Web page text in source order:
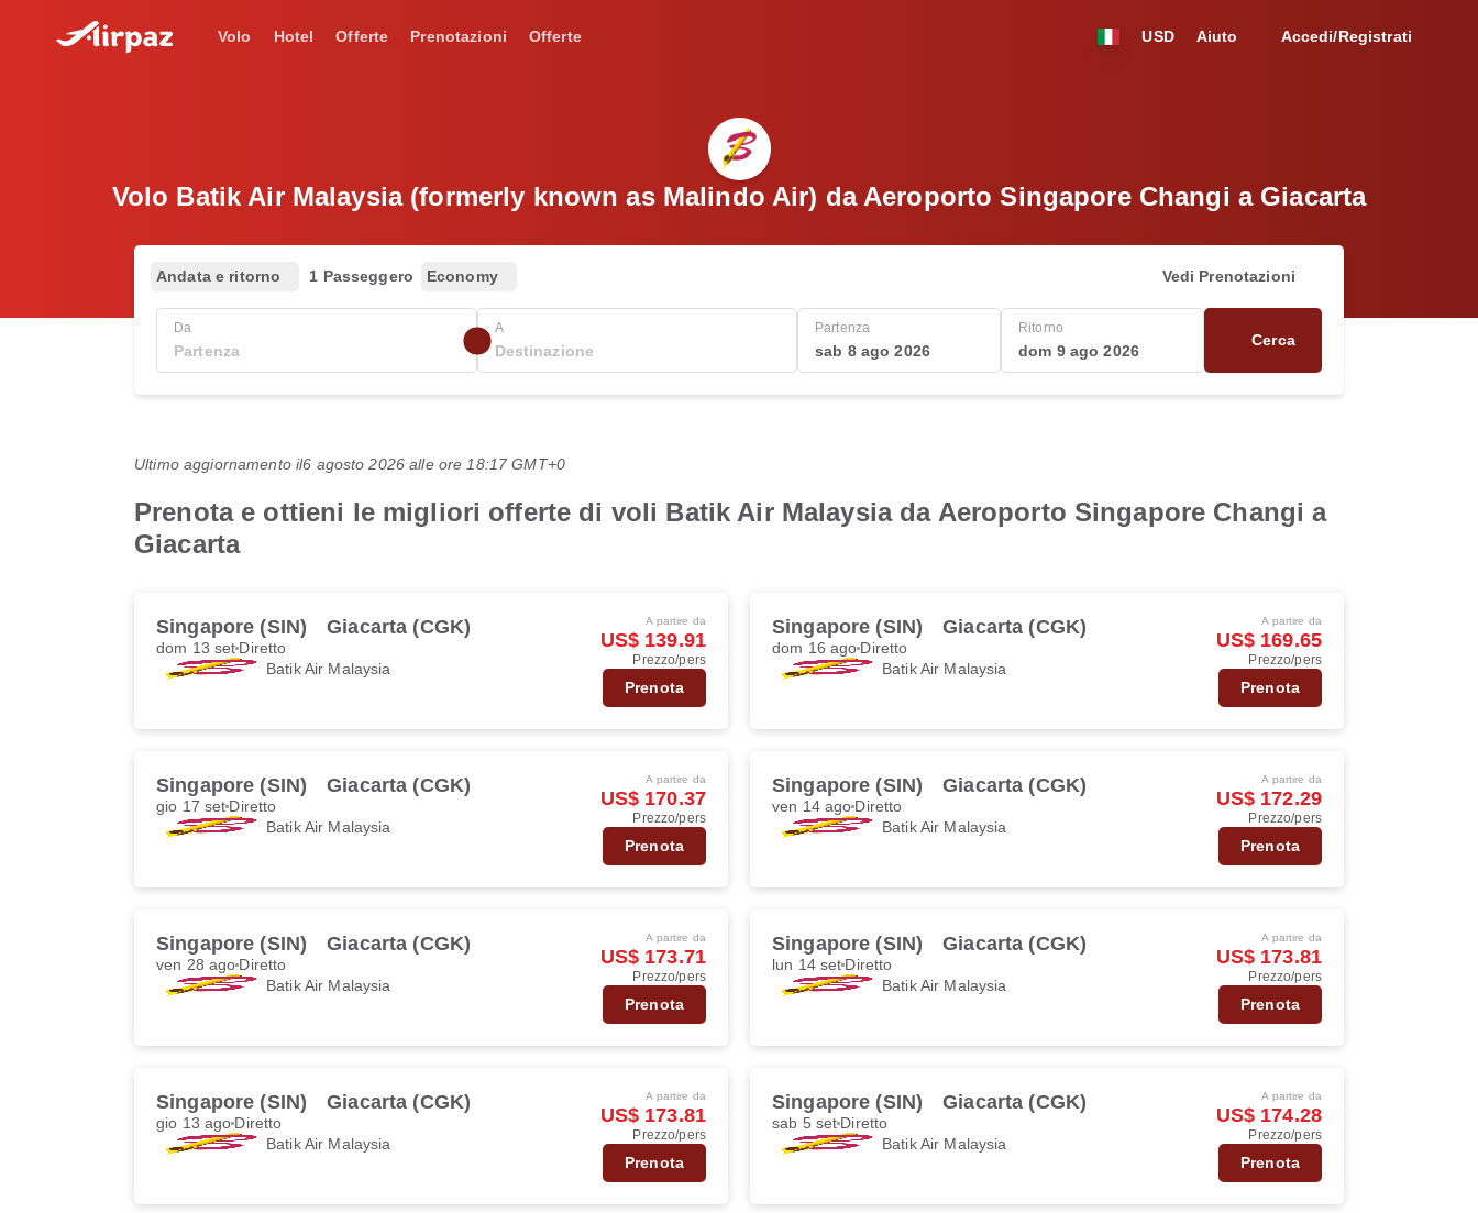
Volo Hotel Offerte Prenotazioni Offerte USD Aiuto Accedi/Registrati
Volo Batik Air Malaysia (formerly known as Malindo Air) da Aeroporto Singapore Changi a Giacarta
Andata e ritorno 1 Passeggero Economy Vedi Prenotazioni
Da A Partenza
sab 8 ago 2026
Ritorno
dom 9 ago 2026
Cerca
Ultimo aggiornamento il6 agosto 2026 alle ore 18:17 GMT+0
Prenota e ottieni le migliori offerte di voli Batik Air Malaysia da Aeroporto Singapore Changi a
Giacarta
Singapore (SIN) Giacarta (CGK)
dom 13 set Diretto
Batik Air Malaysia
A partire da
US$ 139.91
Prezzo/pers
Prenota
Singapore (SIN) Giacarta (CGK)
dom 16 ago Diretto
Batik Air Malaysia
A partire da
US$ 169.65
Prezzo/pers
Prenota
Singapore (SIN) Giacarta (CGK)
gio 17 set Diretto
Batik Air Malaysia
A partire da
US$ 170.37
Prezzo/pers
Prenota
Singapore (SIN) Giacarta (CGK)
ven 14 ago Diretto
Batik Air Malaysia
A partire da
US$ 172.29
Prezzo/pers
Prenota
Singapore (SIN) Giacarta (CGK)
ven 28 ago Diretto
Batik Air Malaysia
A partire da
US$ 173.71
Prezzo/pers
Prenota
Singapore (SIN) Giacarta (CGK)
lun 14 set Diretto
Batik Air Malaysia
A partire da
US$ 173.81
Prezzo/pers
Prenota
Singapore (SIN) Giacarta (CGK)
gio 13 ago Diretto
Batik Air Malaysia
A partire da
US$ 173.81
Prezzo/pers
Prenota
Singapore (SIN) Giacarta (CGK)
sab 5 set Diretto
Batik Air Malaysia
A partire da
US$ 174.28
Prezzo/pers
Prenota